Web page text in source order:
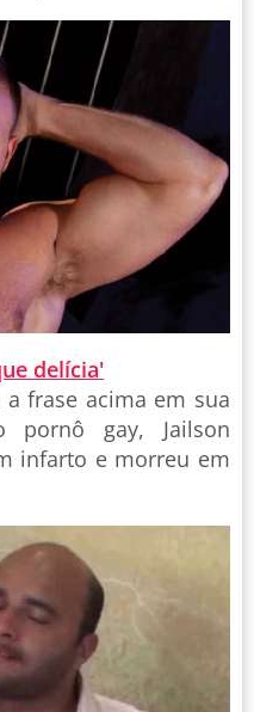
delícia'
frase acima em sua
pornô gay, Jailson
infarto e morreu em